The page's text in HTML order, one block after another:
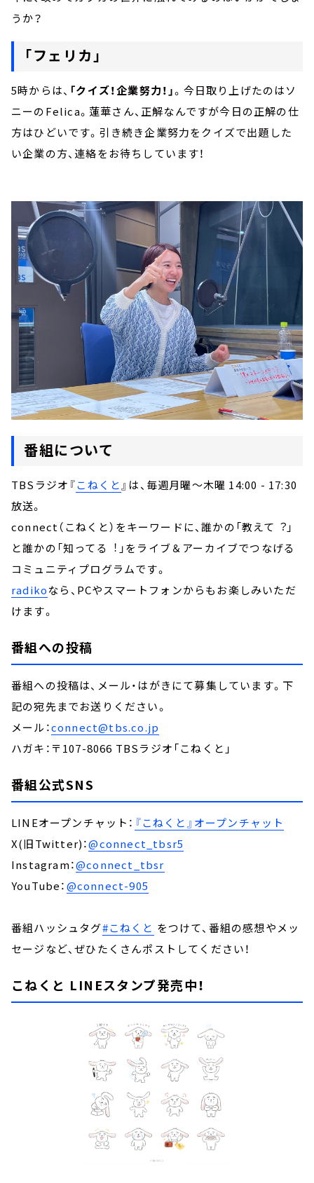
うか？
「フェリカ」
5時からは、 「クイズ！企業努力！」。今日取り上げたのはソ
ニーのFelica。蓮華さん、正解なんですが今日の正解の仕
方はひどいです。引き続き企業努力をクイズで出題した
い企業の方、連絡をお待ちしています！
番組について
TBSラジオ『こねくと』は、毎週月曜～木曜 14:00 - 17:30
放送。
connect（こねくと）をキーワードに、誰かの「教えて︖」
と誰かの「知ってる︕」をライブ＆アーカイブでつなげる
コミュニティプログラムです。
radikoなら、PCやスマートフォンからもお楽しみいただ
けます。
番組への投稿
番組への投稿は、メール・はがきにて募集しています。下
記の宛先までお送りください。
メール：connect@tbs.co.jp
ハガキ：〒107-8066 TBSラジオ「こねくと」
番組公式SNS
LINEオープンチャット： 『こねくと』オープンチャット
X(旧Twitter)：@connect_tbsr5
Instagram：@connect_tbsr
YouTube：@connect-905
番組ハッシュタグ#こねくと をつけて、番組の感想やメッ
セージなど、ぜひたくさんポストしてください！
こねくと LINEスタンプ発売中！